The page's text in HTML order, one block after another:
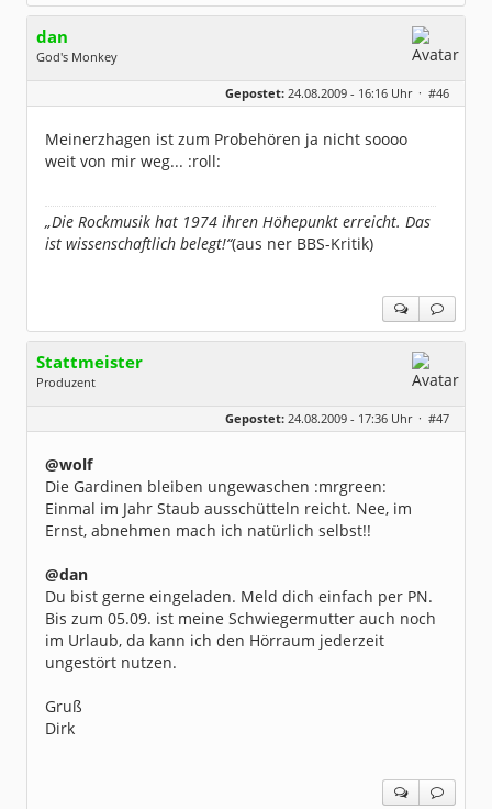
dan
God's Monkey
Geschlecht:
keine Angabe
Dabei seit:
04 / 2006
Gepostet: 24.08.2009 - 16:16 Uhr · #46
Meinerzhagen ist zum Probehören ja nicht soooo
weit von mir weg... :roll:
„Die Rockmusik hat 1974 ihren Höhepunkt erreicht. Das
ist wissenschaftlich belegt!“(aus ner BBS-Kritik)
Stattmeister
Produzent
Beiträge:
14317
Gepostet: 24.08.2009 - 17:36 Uhr · #47
@wolf
Die Gardinen bleiben ungewaschen :mrgreen:
Einmal im Jahr Staub ausschütteln reicht. Nee, im
Ernst, abnehmen mach ich natürlich selbst!!
@dan
Du bist gerne eingeladen. Meld dich einfach per PN.
Bis zum 05.09. ist meine Schwiegermutter auch noch
im Urlaub, da kann ich den Hörraum jederzeit
ungestört nutzen.
Gruß
Dirk